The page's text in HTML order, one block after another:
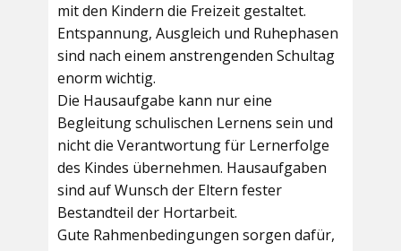
mit den Kindern die Freizeit gestaltet.
Entspannung, Ausgleich und Ruhephasen
sind nach einem anstrengenden Schultag
enorm wichtig.
Die Hausaufgabe kann nur eine
Begleitung schulischen Lernens sein und
nicht die Verantwortung für Lernerfolge
des Kindes übernehmen. Hausaufgaben
sind auf Wunsch der Eltern fester
Bestandteil der Hortarbeit.
Gute Rahmenbedingungen sorgen dafür,